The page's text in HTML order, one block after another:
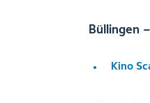
Büllingen
Kino